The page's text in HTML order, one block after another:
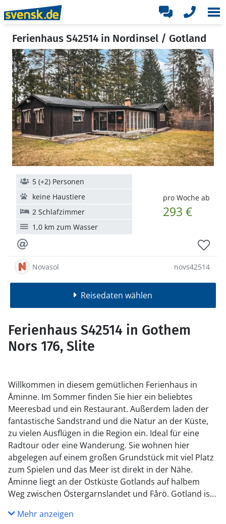
Ferienhaus S42514 in Nordinsel / Gotland
pro Woche ab
293 €
5 (+2) Personen
keine Haustiere
2 Schlafzimmer
1,0 km zum Wasser
Novasol novs42514
Reisedaten wählen
Ferienhaus S42514 in Gothem
Nors 176, Slite
Willkommen in diesem gemütlichen Ferienhaus in
Åminne. Im Sommer finden Sie hier ein beliebtes
Meeresbad und ein Restaurant. Außerdem laden der
fantastische Sandstrand und die Natur an der Küste,
zu vielen Ausflügen in die Region ein. Ideal für eine
Radtour oder eine Wanderung. Sie wohnen hier
abgelegen auf einem großen Grundstück mit viel Platz
zum Spielen und das Meer ist direkt in der Nähe.
Åminne liegt an der Ostküste Gotlands auf halbem
Weg zwischen Östergarnslandet und Fårö. Gotland ist
die Südspitze Visby oder Fårö während eines
Mehr anzeigen